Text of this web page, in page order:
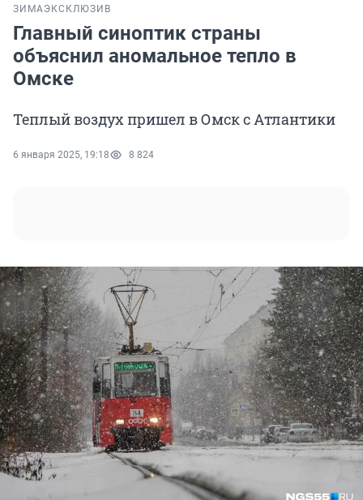
ЗИМАЭКСКЛЮЗИВ
Главный синоптик страны
объяснил аномальное тепло в
Омске
Теплый воздух пришел в Омск с Атлантики
6 января 2025, 19:18 8 824